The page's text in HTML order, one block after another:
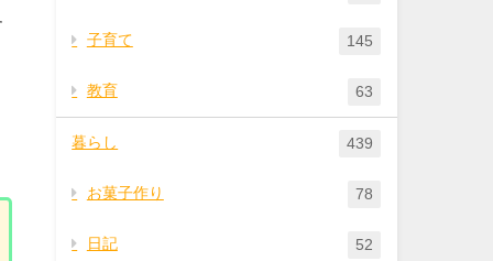
子育て 145
教育 63
暮らし 439
お菓子作り 78
日記 52